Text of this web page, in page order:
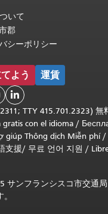
いて
郡
シーポリシー
よう 運賃

TTY 415.701.2323)
gratis con el idioma /
giúp Thông dịch Miễn phí/
支援/ 무료 언어 지원 /
サンフランシスコ市交通